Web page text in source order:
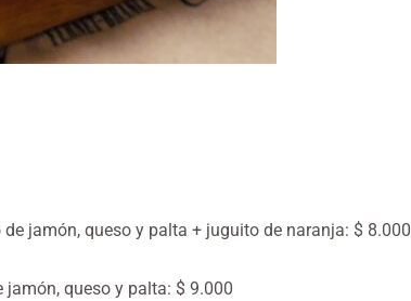
jamón, queso y palta + juguito de naranja: $ 8.000
jamón, queso y palta: $ 9.000